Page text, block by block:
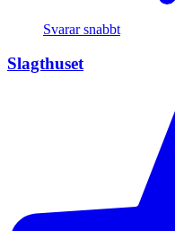
Svarar snabbt
Slagthuset